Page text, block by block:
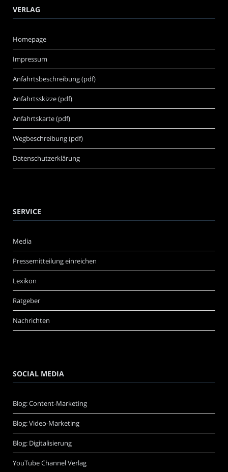
VERLAG
Homepage
Impressum
Anfahrtsbeschreibung (pdf)
Anfahrtsskizze (pdf)
Anfahrtskarte (pdf)
Wegbeschreibung (pdf)
Datenschutzerklärung
SERVICE
Media
Pressemitteilung einreichen
Lexikon
Ratgeber
Nachrichten
SOCIAL MEDIA
Blog: Content-Marketing
Blog: Video-Marketing
Blog: Digitalisierung
YouTube Channel Verlag